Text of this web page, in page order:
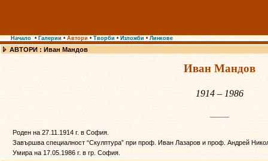
Начало • Галерии • Автори • Творби • Изложби • Линкове
АВТОРИ : Иван Мандов
Иван Мандов
1914 – 1986
Роден на 27.11.1914 г. в София.
Завършва специалност “Скулптура” при проф. Иван Лазаров и проф. Андрей
Умира на 17.05.1986 г. в гр. София.